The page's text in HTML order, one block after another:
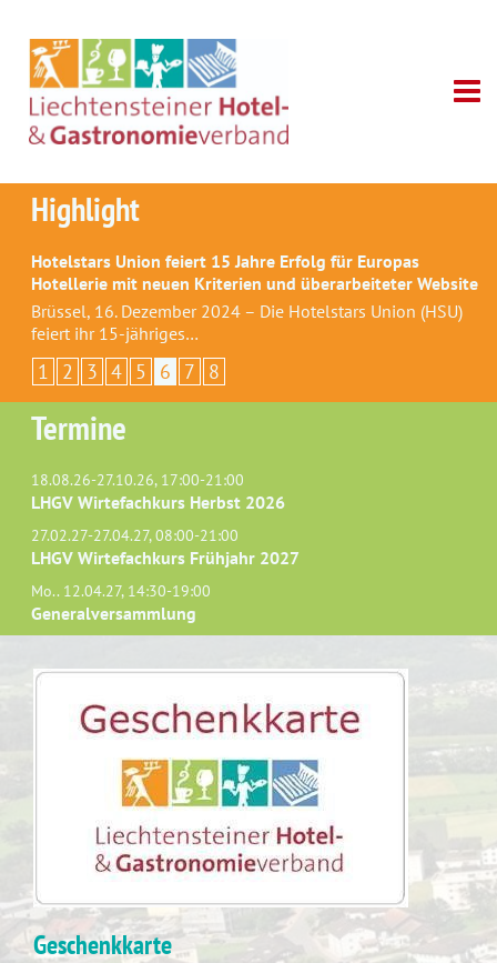
Highlight
Hotelstars Union feiert 15 Jahre Erfolg für Europas
Hotellerie mit neuen Kriterien und überarbeiteter Website
Brüssel, 16. Dezember 2024 – Die Hotelstars Union (HSU)
feiert ihr 15-jähriges…
1 2 3 4 5 6 7 8
Termine
18.08.26-27.10.26, 17:00-21:00
LHGV Wirtefachkurs Herbst 2026
27.02.27-27.04.27, 08:00-21:00
LHGV Wirtefachkurs Frühjahr 2027
Mo.. 12.04.27, 14:30-19:00
Generalversammlung
Geschenkkarte